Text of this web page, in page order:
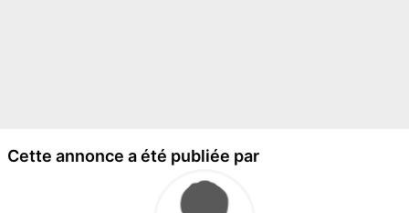
Cette annonce a été publiée par